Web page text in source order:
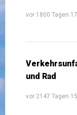
vor 1800 Tagen
und Rad
vor 2147 Tagen